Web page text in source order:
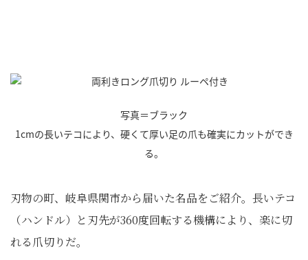
写真＝ブラック
1cmの長いテコにより、硬くて厚い足の爪も確実にカットができ
る。
刃物の町、岐阜県関市から届いた名品をご紹介。長いテコ
（ハンドル）と刃先が360度回転する機構により、楽に切
れる爪切りだ。